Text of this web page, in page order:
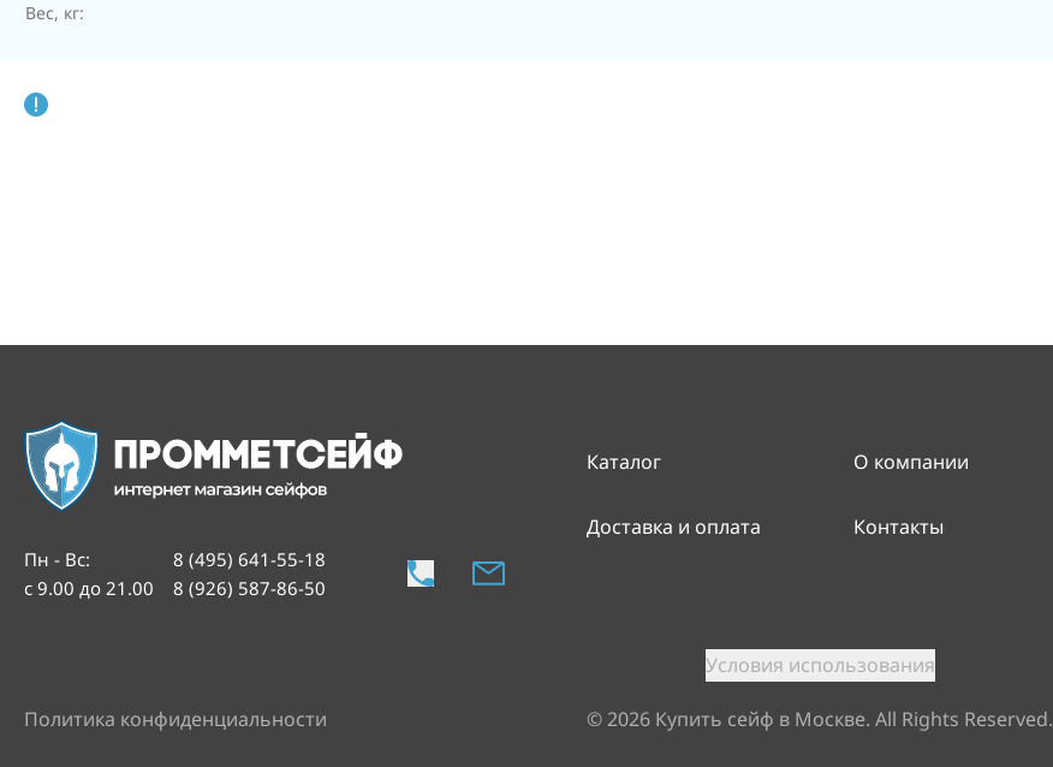
Вес, кг:
Пн - Вс:
с 9.00 до 21.00
8 (495) 641-55-18
8 (926) 587-86-50
Каталог О компании
Доставка и оплата Контакты
Политика конфиденциальности
Условия использования
©2026 Купить сейф в Москве. All Rights Reserved.